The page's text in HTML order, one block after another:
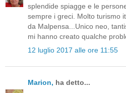
splendide spiagge e le
sempre i greci. Molto turismo
da Malpensa...Unico neo,
mi hanno creato qualche
12 luglio 2017 alle ore 11:55
Μarion, ha detto...